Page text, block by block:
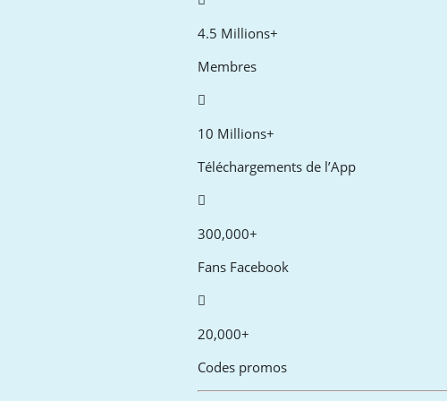
4.5 Millions+
Membres
10 Millions+
Téléchargements de l’App
300,000+
Fans Facebook
20,000+
Codes promos